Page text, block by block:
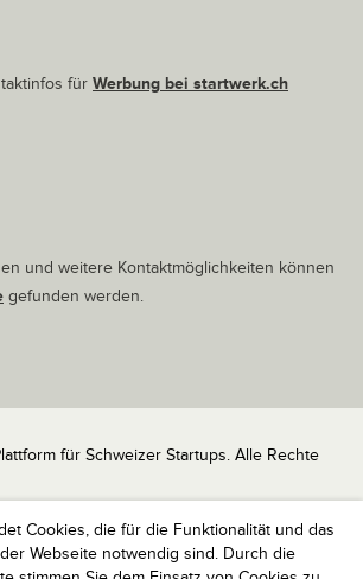
Cookies, die für die Funktionalität und das
Webseite notwendig sind. Durch die
für Werbung bei startwerk.ch
und weitere Kontaktmöglichkeiten können
gefunden werden.
für Schweizer Startups. Alle Rechte